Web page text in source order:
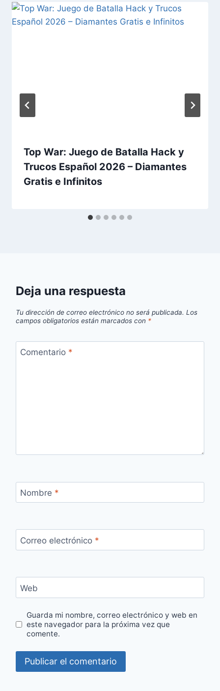
Top War: Juego de Batalla Hack y
Trucos Español 2026 – Diamantes
Gratis e Infinitos
Deja una respuesta
Tu dirección de correo electrónico no será publicada. Los
campos obligatorios están marcados con *
Comentario *
Nombre *
Correo electrónico *
Web
Guarda mi nombre, correo electrónico y web en
este navegador para la próxima vez que
comente.